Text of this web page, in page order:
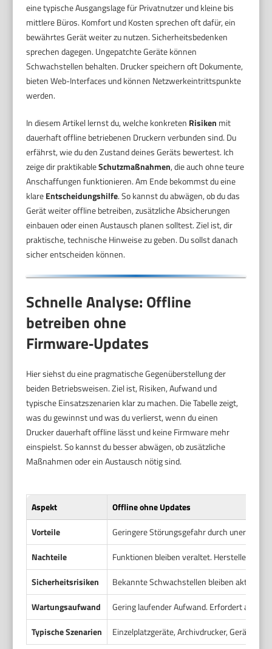
eine typische Ausgangslage für Privatnutzer und kleine bis
mittlere Büros. Komfort und Kosten sprechen oft dafür, ein
bewährtes Gerät weiter zu nutzen. Sicherheitsbedenken
sprechen dagegen. Ungepatchte Geräte können
Schwachstellen behalten. Drucker speichern oft Dokumente,
bieten Web-Interfaces und können Netzwerkeintrittspunkte
werden.
In diesem Artikel lernst du, welche konkreten Risiken mit
dauerhaft offline betriebenen Druckern verbunden sind. Du
erfährst, wie du den Zustand deines Geräts bewertest. Ich
zeige dir praktikableSchutzmaßnahmen, die auch ohne teure
Anschaffungen funktionieren. Am Ende bekommst du eine
klareEntscheidungshilfe. So kannst du abwägen, ob du das
Gerät weiter offline betreiben, zusätzliche Absicherungen
einbauen oder einen Austausch planen solltest. Ziel ist, dir
praktische, technische Hinweise zu geben. Du sollst danach
sicher entscheiden können.
Schnelle Analyse: Offline
betreiben ohne
Firmware‑Updates
Hier siehst du eine pragmatische Gegenüberstellung der
beiden Betriebsweisen. Ziel ist, Risiken, Aufwand und
typische Einsatzszenarien klar zu machen. Die Tabelle zeigt,
was du gewinnst und was du verlierst, wenn du einen
Drucker dauerhaft offline lässt und keine Firmware mehr
einspielst. So kannst du besser abwägen, ob zusätzliche
Maßnahmen oder ein Austausch nötig sind.
Aspekt
Offline ohne Updates
Vorteile
Geringere Störungsgefahr durch
Nachteile
Funktionen bleiben veraltet.
Sicherheitsrisiken
Bekannte Schwachstellen bleiben aktiv.
Wartungsaufwand
Gering laufender Aufwand. Erfordert aber
Typische Szenarien
Einzelplatzgeräte, Archivdrucker, Geräte